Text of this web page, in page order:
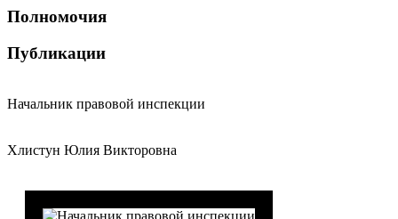
Полномочия
Публикации
Начальник правовой инспекции
Хлистун Юлия Викторовна